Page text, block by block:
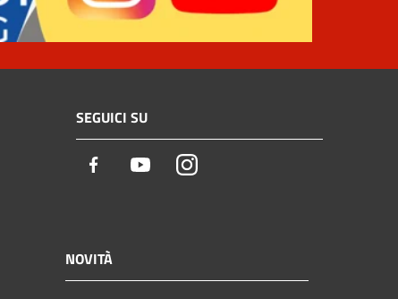
SEGUICI SU
Facebook YoutubeInstagram
NOVITÀ